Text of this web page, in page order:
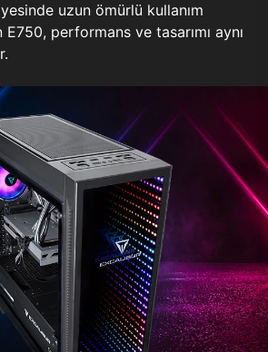
uzun ömürlü kullanım
performans ve tasarımı aynı